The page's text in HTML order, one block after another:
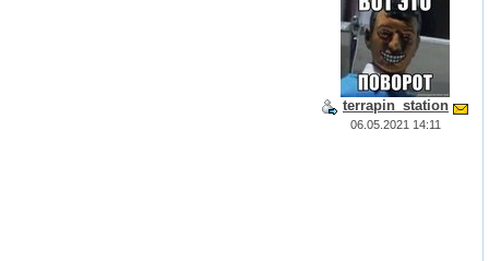
terrapin_station
06.05.2021 14:11